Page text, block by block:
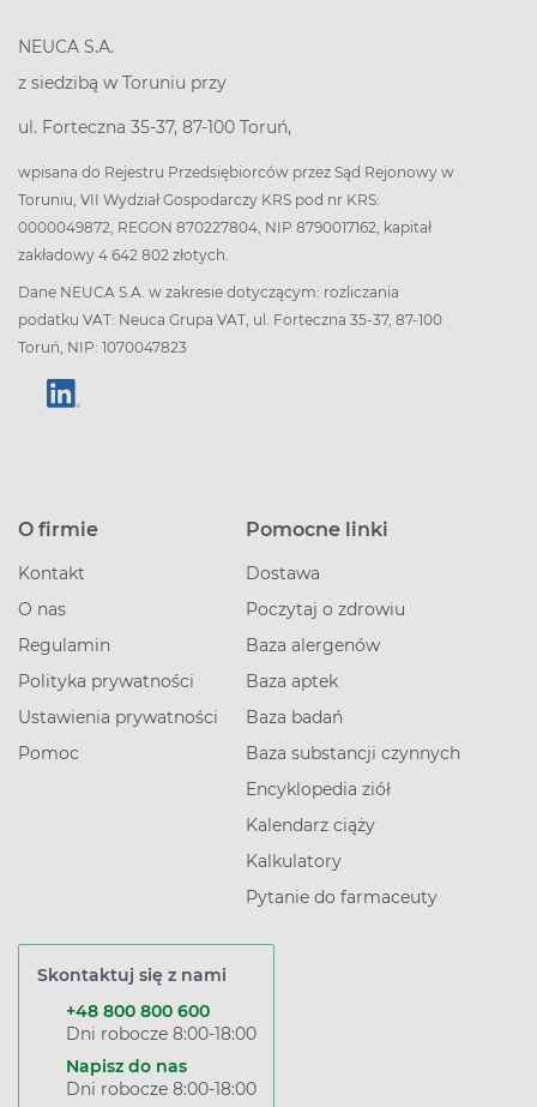
NEUCA S.A.
z siedzibą w Toruniu przy
ul. Forteczna 35-37, 87-100 Toruń,
wpisana do Rejestru Przedsiębiorców przez Sąd Rejonowy w
Toruniu, VII Wydział Gospodarczy KRS pod nr KRS:
0000049872, REGON 870227804, NIP 8790017162, kapitał
zakładowy 4 642 802 złotych.
Dane NEUCA S.A. w zakresie dotyczącym: rozliczania
podatku VAT: Neuca Grupa VAT, ul. Forteczna 35-37, 87-100
Toruń, NIP: 1070047823
O firmie
Kontakt
O nas
Regulamin
Polityka prywatności
Ustawienia prywatności
Pomoc
Pomocne linki
Dostawa
Poczytaj o zdrowiu
Baza alergenów
Baza aptek
Baza badań
Baza substancji czynnych
Encyklopedia ziół
Kalendarz ciąży
Kalkulatory
Pytanie do farmaceuty
Skontaktuj się z nami
+48 800 800 600
Dni robocze 8:00-18:00
Napisz do nas
Dni robocze 8:00-18:00